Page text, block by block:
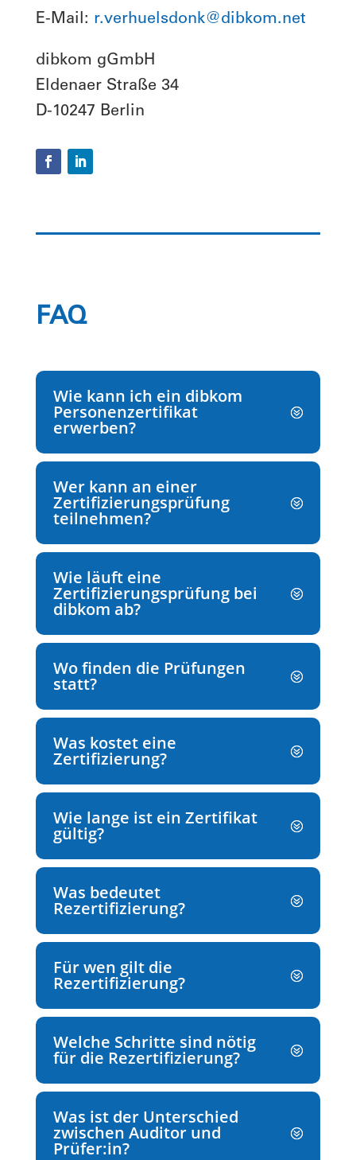
E-Mail: r.verhuelsdonk@dibkom.net
dibkom gGmbH
Eldenaer Straße 34
D-10247 Berlin
FAQ
Wie kann ich ein dibkom
Personenzertifikat
erwerben?
Wer kann an einer
Zertifizierungsprüfung
teilnehmen?
Wie läuft eine
Zertifizierungsprüfung bei
dibkom ab?
Wo finden die Prüfungen
statt?
Was kostet eine
Zertifizierung?
Wie lange ist ein Zertifikat
gültig?
Was bedeutet
Rezertifizierung?
Für wen gilt die
Rezertifizierung?
Welche Schritte sind nötig
für die Rezertifizierung?
Was ist der Unterschied
zwischen Auditor und
Prüfer:in?